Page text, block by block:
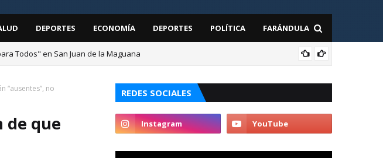
DEPORTES ECONOMÍA DEPORTES POLÍTICA FARÁNDULA
Todos" en San Juan de la Maguana
“ausentes”, no
de que
REDES SOCIALES